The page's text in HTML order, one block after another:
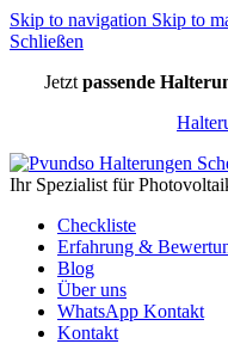
Skip to navigation Skip to
Schließen
Jetzt passende
Ihr Spezialist für
Checkliste
Erfahrung &
Blog
Über uns
WhatsApp Kontakt
Kontakt